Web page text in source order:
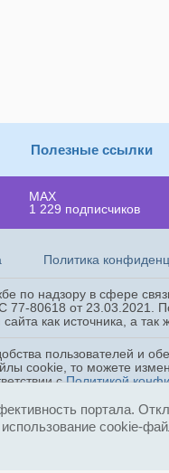
Полезные ссылки
MAX
1 229 подписчиков
Политика
по надзору в сфере
80618 от 23.03.2021.
как источника, а
пользователей и
cookie, то можете
сПолитикой
портала.
cookie-